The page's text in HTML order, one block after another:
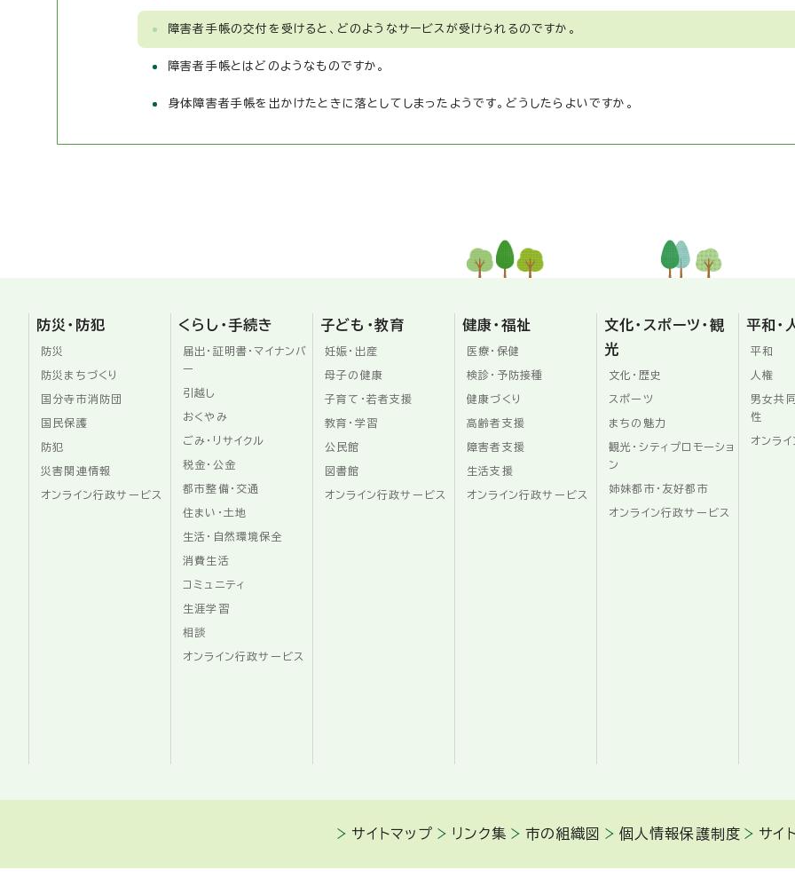
障害者手帳の交付を受けると、どのようなサービスが受けられるのですか。
障害者手帳とはどのようなものですか。
身体障害者手帳を出かけたときに落としてしまったようです。どうしたらよいですか。
防災・防犯
防災
防災まちづくり
国分寺市消防団
国民保護
防犯
災害関連情報
オンライン行政サービス
くらし・手続き
届出・証明書・マイナンバ
ー
引越し
おくやみ
ごみ・リサイクル
税金・公金
都市整備・交通
住まい・土地
生活・自然環境保全
消費生活
コミュニティ
生涯学習
相談
オンライン行政サービス
子ども・教育
妊娠・出産
母子の健康
子育て・若者支援
教育・学習
公民館
図書館
オンライン行政サービス
健康・福祉
医療・保健
検診・予防接種
健康づくり
高齢者支援
障害者支援
生活支援
オンライン行政サービス
文化・スポーツ・観
光
文化・歴史
スポーツ
まちの魅力
観光・シティプロモーショ
ン
姉妹都市・友好都市
オンライン行政サービス
平和・
平和
人権
男女共
性
オンラ
サイトマップ リンク集 市の組織図 個人情報保護制度 サイ